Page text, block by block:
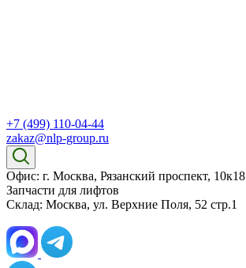
+7 (499) 110-04-44
zakaz@nlp-group.ru
Офис: г. Москва, Рязанский проспект, 10к18
Запчасти для лифтов
Склад: Москва, ул. Верхние Поля, 52 стр.1